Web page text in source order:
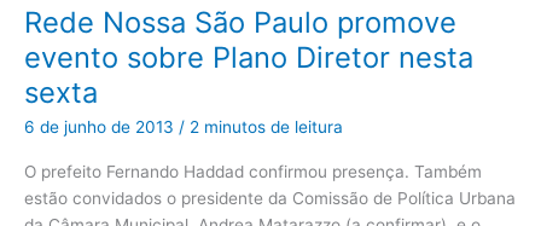
Rede Nossa São Paulo promove
evento sobre Plano Diretor nesta
sexta
6 de junho de 2013 / 2 minutos de leitura
O prefeito Fernando Haddad confirmou presença. Também
estão convidados o presidente da Comissão de Política Urbana
Rede
Nossa
Paulo
promove
evento
sobre
Plano
Diretor
sexta